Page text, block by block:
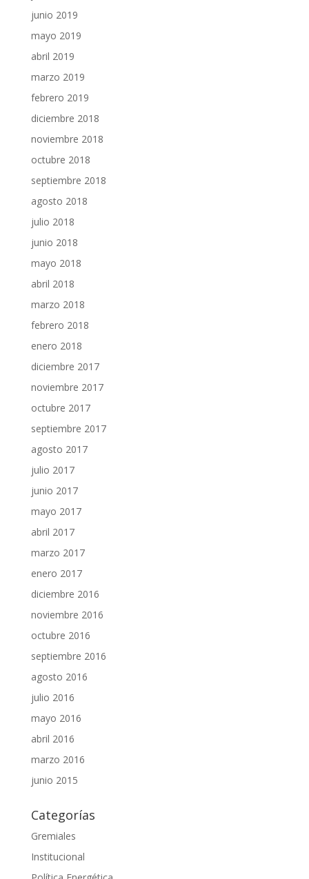
junio 2019
mayo 2019
abril 2019
marzo 2019
febrero 2019
diciembre 2018
noviembre 2018
octubre 2018
septiembre 2018
agosto 2018
julio 2018
junio 2018
mayo 2018
abril 2018
marzo 2018
febrero 2018
enero 2018
diciembre 2017
noviembre 2017
octubre 2017
septiembre 2017
agosto 2017
julio 2017
junio 2017
mayo 2017
abril 2017
marzo 2017
enero 2017
diciembre 2016
noviembre 2016
octubre 2016
septiembre 2016
agosto 2016
julio 2016
mayo 2016
abril 2016
marzo 2016
junio 2015
Categorías
Gremiales
Institucional